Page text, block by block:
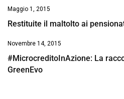
Maggio 1, 2015
Restituite il maltolto ai
Novembre 14, 2015
#MicrocreditoInAzione: La
GreenEvo